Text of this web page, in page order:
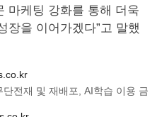
마케팅 강화를 통해 더욱
장을 이어가겠다”고 말했
전재 및 재배포, AI학습 이용 금